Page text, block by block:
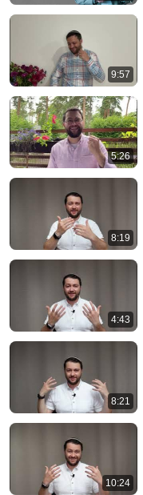
9:57
5:26
8:19
4:43
8:21
10:24